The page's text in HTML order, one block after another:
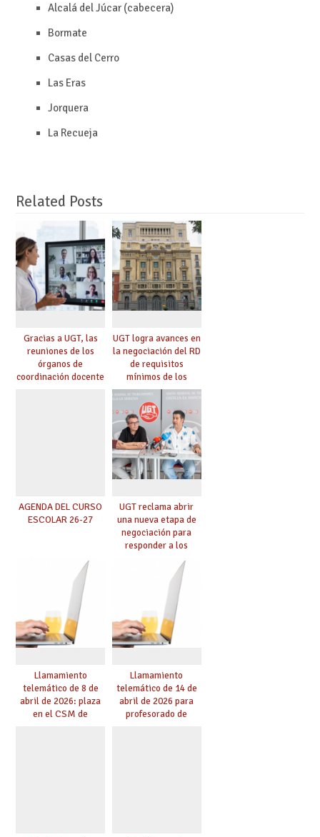
Alcalá del Júcar (cabecera)
Bormate
Casas del Cerro
Las Eras
Jorquera
La Recueja
Related Posts
Gracias a UGT, las
reuniones de los
órganos de
coordinación docente
UGT logra avances en
la negociación del RD
de requisitos
mínimos de los
centros educativos y
exige al Ministerio
que los compromisos
se materialicen con
la mayor agilidad
posible
AGENDA DEL CURSO
ESCOLAR 26-27
UGT reclama abrir
una nueva etapa de
negociación para
responder a los
nuevos desafíos de la
educación
Llamamiento
telemático de 8 de
abril de 2026: plaza
en el CSM de
Llamamiento
telemático de 14 de
abril de 2026 para
profesorado de